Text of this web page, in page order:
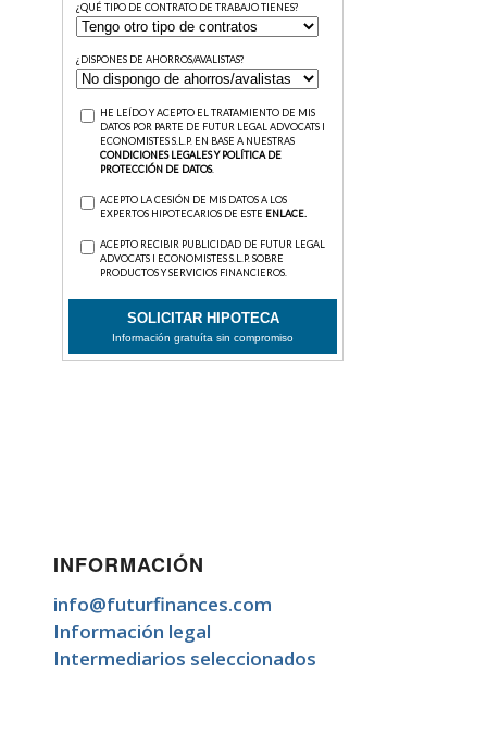
INFORMACIÓN
info@futurfinances.com
Información legal
Intermediarios seleccionados